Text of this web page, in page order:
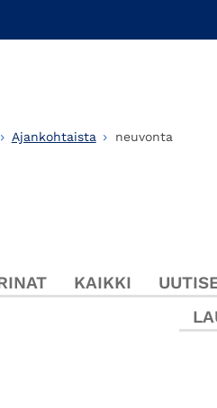
Ajankohtaista neuvonta
KAIKKI